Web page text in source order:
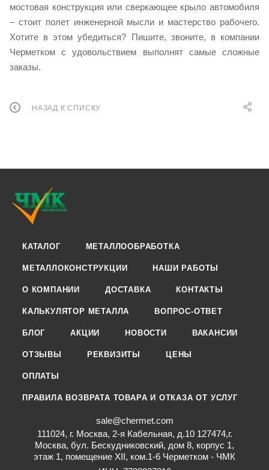
мостовая конструкция или сверкающее крыло автомобиля
– стоит полет инженерной мысли и мастерство рабочего.
Хотите в этом убедиться? Пишите, звоните, в компании
Черметком с удовольствием выполнят самые сложные
заказы.
НАЗАД К СПИСКУ
КАТАЛОГ МЕТАЛЛООБРАБОТКА
МЕТАЛЛОКОНСТРУКЦИИ НАШИ РАБОТЫ
О КОМПАНИИ ДОСТАВКА КОНТАКТЫ
КАЛЬКУЛЯТОР МЕТАЛЛА ВОПРОС-ОТВЕТ
БЛОГ АКЦИИ НОВОСТИ ВАКАНСИИ
ОТЗЫВЫ РЕКВИЗИТЫ ЦЕНЫ
ОПЛАТЫ
ПРАВИЛА ВОЗВРАТА ТОВАРА И ОТКАЗА ОТ УСЛУГ
sale@chermet.com
111024, г. Москва, 2-я Кабельная, д.10 127474,г.
Москва, бул. Бескудниковский, дом 8, корпус 1,
этаж 1, помещение XII, ком.1-6 Черметком - ЧМК